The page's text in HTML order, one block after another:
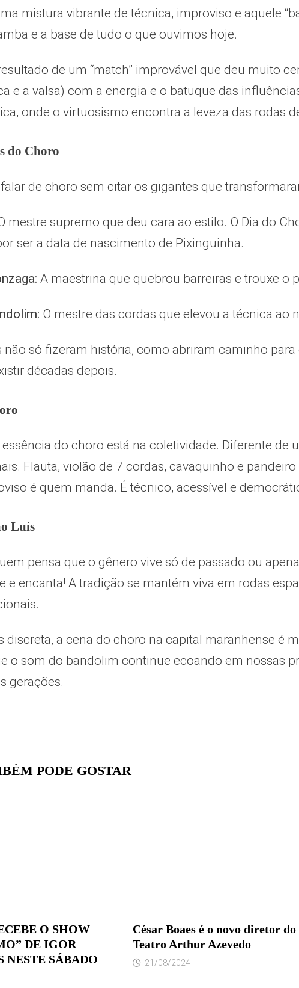
mistura vibrante de técnica, improviso e aquele
e a base de tudo o que ouvimos hoje.
de um “match” improvável que deu muito
e a valsa) com a energia e o batuque das
onde o virtuosismo encontra a leveza das rodas
do Choro
de choro sem citar os gigantes que
mestre supremo que deu cara ao estilo. O Dia do
ser a data de nascimento de Pixinguinha.
A maestrina que quebrou barreiras e trouxe o
O mestre das cordas que elevou a técnica ao
não só fizeram história, como abriram caminho para
décadas depois.
do choro está na coletividade. Diferente
Flauta, violão de 7 cordas, cavaquinho e
é quem manda. É técnico, acessível e
Luís
pensa que o gênero vive só de passado ou
e encanta! A tradição se mantém viva em rodas
discreta, a cena do choro na capital maranhense é
o som do bandolim continue ecoando em nossas
gerações.
PODE GOSTAR
O SHOW
DE IGOR
NESTE SÁBADO
César Boaes é o novo diretor do
Teatro Arthur Azevedo
21/08/2024